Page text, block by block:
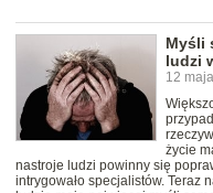
Myśli
ludzi
12
życie
nastroje ludzi powinny się
intrygowało specjalistów. Teraz